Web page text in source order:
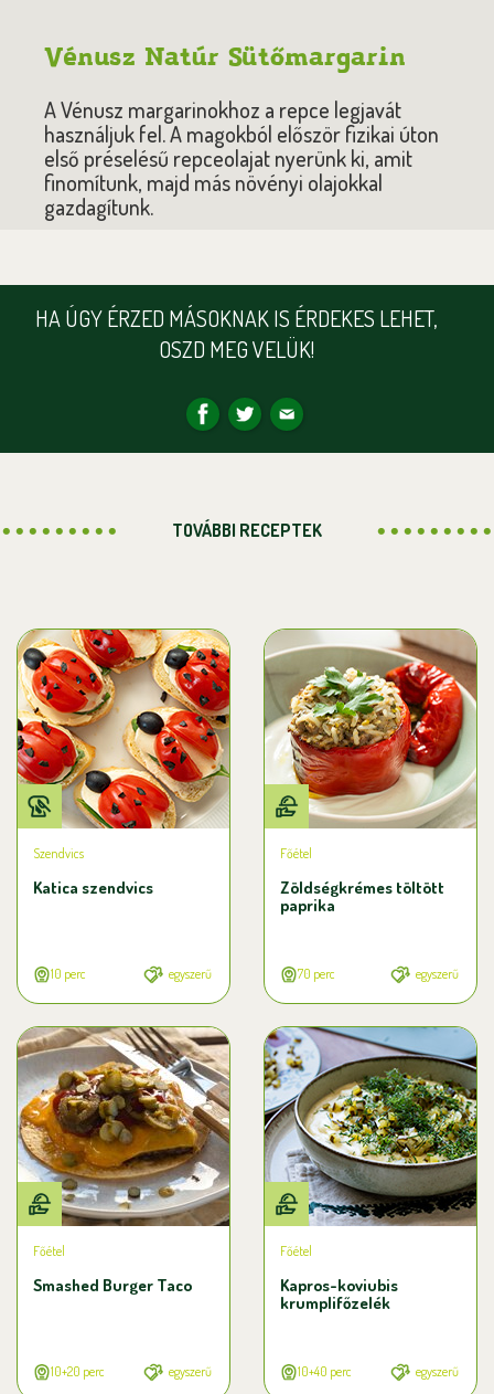
Vénusz Natúr Sütőmargarin
A Vénusz margarinokhoz a repce legjavát
használjuk fel. A magokból először fizikai úton
első préselésű repceolajat nyerünk ki, amit
finomítunk, majd más növényi olajokkal
gazdagítunk.
HA ÚGY ÉRZED MÁSOKNAK IS ÉRDEKES LEHET,
OSZD MEG VELÜK!
TOVÁBBI RECEPTEK
Szendvics
Katica szendvics
10 perc egyszerű
Főétel
Zöldségkrémes töltött
paprika
70 perc egyszerű
Főétel
Smashed Burger Taco
10+20 perc egyszerű
Főétel
Kapros-koviubis
krumplifőzelék
10+40 perc egyszerű